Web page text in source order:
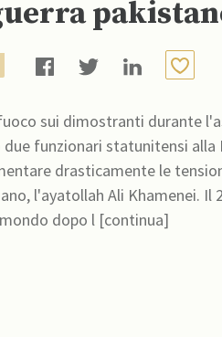
sui dimostranti durante
funzionari statunitensi alla
drasticamente le
Il 2 marzo, il Pakistan – che ospita la
dopo l [continua]